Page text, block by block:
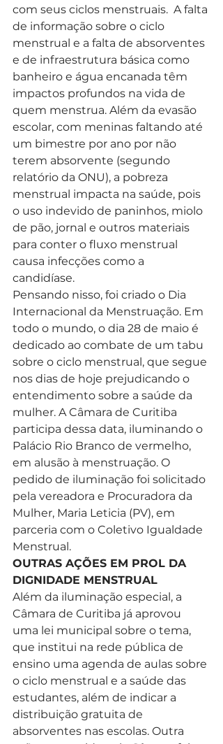
com seus ciclos menstruais.  A falta
de informação sobre o ciclo
menstrual e a falta de absorventes
e de infraestrutura básica como
banheiro e água encanada têm
impactos profundos na vida de
quem menstrua. Além da evasão
escolar, com meninas faltando até
um bimestre por ano por não
terem absorvente (segundo
relatório da ONU), a pobreza
menstrual impacta na saúde, pois
o uso indevido de paninhos, miolo
de pão, jornal e outros materiais
para conter o fluxo menstrual
causa infecções como a
candidíase.
Pensando nisso, foi criado o Dia
Internacional da Menstruação. Em
todo o mundo, o dia 28 de maio é
dedicado ao combate de um tabu
sobre o ciclo menstrual, que segue
nos dias de hoje prejudicando o
entendimento sobre a saúde da
mulher. A Câmara de Curitiba
participa dessa data, iluminando o
Palácio Rio Branco de vermelho,
em alusão à menstruação. O
pedido de iluminação foi solicitado
pela vereadora e Procuradora da
Mulher, Maria Leticia (PV), em
parceria com o Coletivo Igualdade
Menstrual.
OUTRAS AÇÕES EM PROL DA
DIGNIDADE MENSTRUAL
Além da iluminação especial, a
Câmara de Curitiba já aprovou
uma lei municipal sobre o tema,
que institui na rede pública de
ensino uma agenda de aulas sobre
o ciclo menstrual e a saúde das
estudantes, além de indicar a
distribuição gratuita de
absorventes nas escolas. Outra